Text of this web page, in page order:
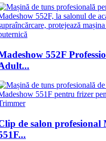
552F
de salon profesional